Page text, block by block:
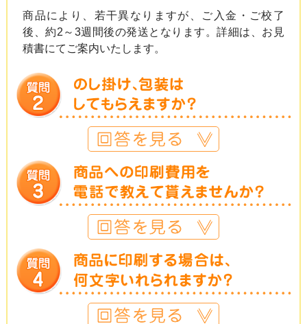
商品により、若干異なりますが、ご入金・ご校了
後、約2～3週間後の発送となります。詳細は、お見
積書にてご案内いたします。